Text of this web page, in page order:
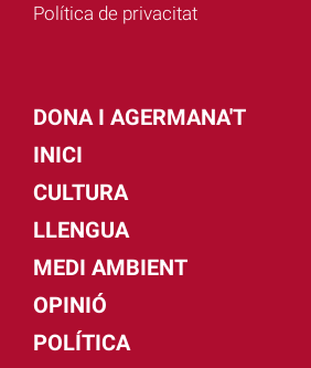
Política de privacitat
DONA I AGERMANA'T
INICI
CULTURA
LLENGUA
MEDI AMBIENT
OPINIÓ
POLÍTICA